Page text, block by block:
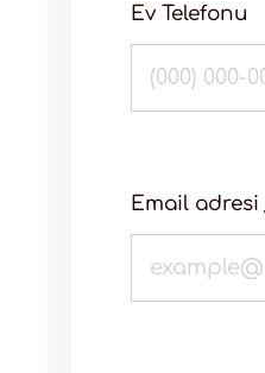
Ev Telefonu
Email adresi